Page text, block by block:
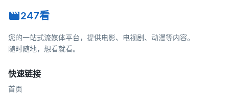
247看
您的一站式流媒体平台，提供电影、电视剧、动漫等内容。
随时随地，想看就看。
快速链接
首页